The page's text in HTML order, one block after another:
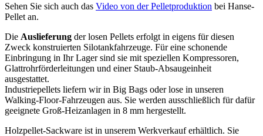
Sehen Sie sich auch das Video von der Pelletproduktion bei Hanse-
Pellet an.
Die Auslieferung der losen Pellets erfolgt in eigens für diesen
Zweck konstruierten Silotankfahrzeuge. Für eine schonende
Einbringung in Ihr Lager sind sie mit speziellen Kompressoren,
Glattrohrförderleitungen und einer Staub-Absaugeinheit
ausgestattet.
Industriepellets liefern wir in Big Bags oder lose in unseren
Walking-Floor-Fahrzeugen aus. Sie werden ausschließlich für dafür
geeignete Groß-Heizanlagen in 8 mm hergestellt.
Holzpellet-Sackware ist in unserem Werkverkauf erhältlich. Sie